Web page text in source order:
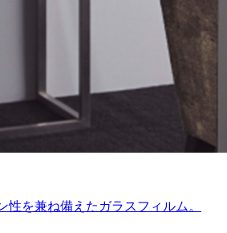
性を兼ね備えたガラスフィルム。